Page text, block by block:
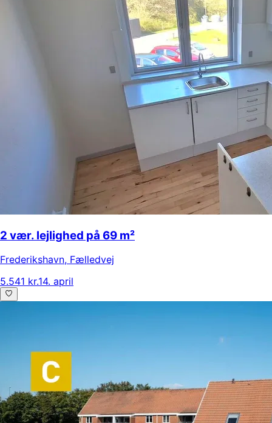
2 vær. lejlighed på 69 m²
Frederikshavn, Fælledvej
5.541 kr.14. april